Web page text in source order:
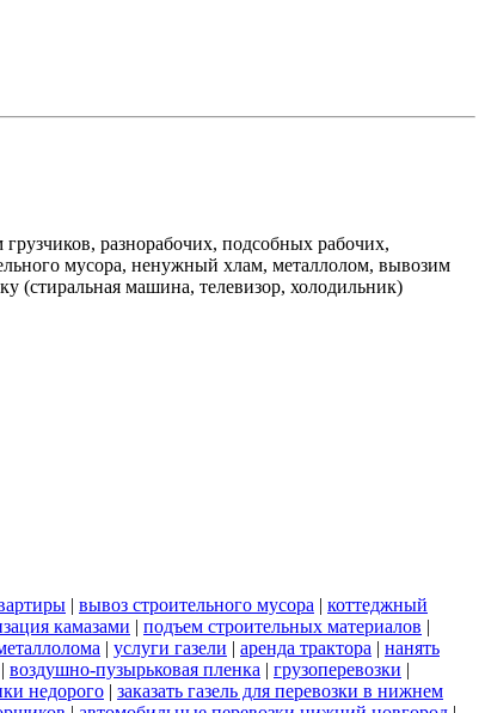
разнорабочих, подсобных рабочих,
мусора, ненужный хлам, металлолом, вывозим
(стиральная машина, телевизор, холодильник)
| вывоз строительного мусора | коттеджный
камазами | подъем строительных материалов |
| услуги газели | аренда трактора | нанять
| воздушно-пузырьковая пленка | грузоперевозки |
недорого | заказать газель для перевозки в нижнем